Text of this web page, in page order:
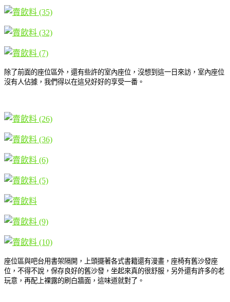
除了前面的座位區外，還有些許的室內座位，沒想到這一日來訪，室內座位
沒有人佔據，我們得以在這兒好好的享受一番。
座位區與吧台用書架隔開，上頭擺著各式書籍還有漫畫，座椅有舊沙發座
位，不得不說，保存良好的舊沙發，坐起來真的很舒服，另外還有許多的老
玩意，再配上裸露的刷白牆面，這味道就對了。